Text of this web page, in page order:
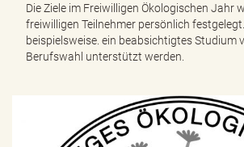
Die Ziele im Freiwilligen Ökologischen Jahr
freiwilligen Teilnehmer persönlich
beispielsweise. ein beabsichtigtes Studium
Berufswahl unterstützt werden.